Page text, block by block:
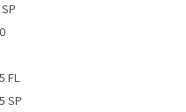
FL
SP